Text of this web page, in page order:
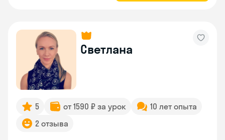
Светлана
5 от 1590 ₽ за урок
10 лет опыта
2 отзыва